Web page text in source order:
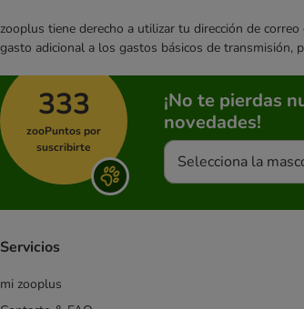
zooplus tiene derecho a utilizar tu dirección de
gasto adicional a los gastos básicos de transmisión,
333
zooPuntos por
suscribirte
¡No te pierdas
novedades!
Selecciona la
Servicios
mi zooplus